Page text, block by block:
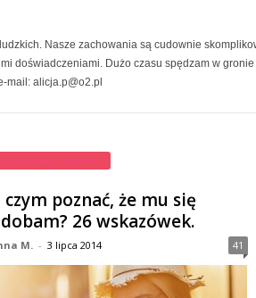
Nasze zachowania są cudownie
doświadczeniami. Dużo czasu spędzam w
mail: alicja.p@o2.pl
czytane
czym poznać, że mu się
26 wskazówek.
M. - 3 lipca 2014 41